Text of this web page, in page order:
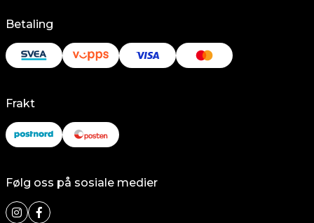
Betaling
Frakt
Følg oss på sosiale medier